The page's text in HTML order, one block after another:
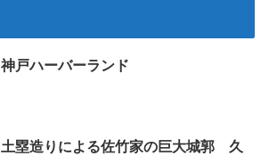
神戸ハーバーランド
土塁造りによる佐竹家の巨大城郭 久